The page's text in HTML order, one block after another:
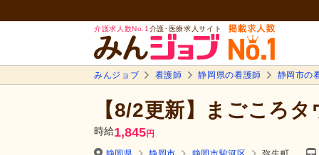
介護求人数No.1 介護･医療求人サイト
みんジョブ 看護師 静岡県の看護師 静岡市の
【8/2更新】まごころ
時給1,845円